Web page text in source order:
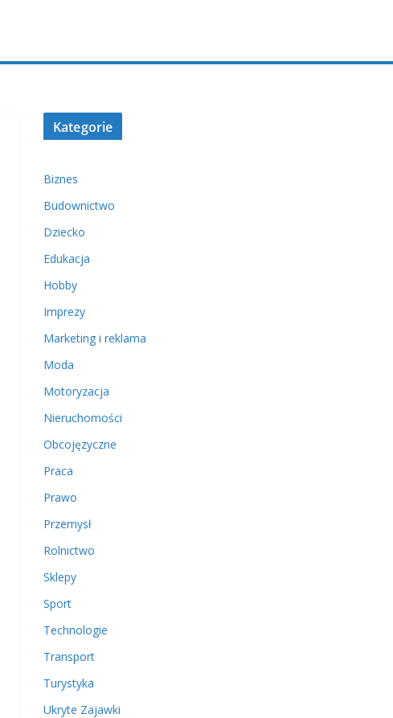
Kategorie
Biznes
Budownictwo
Dziecko
Edukacja
Hobby
Imprezy
Marketing i reklama
Moda
Motoryzacja
Nieruchomości
Obcojęzyczne
Praca
Prawo
Przemysł
Rolnictwo
Sklepy
Sport
Technologie
Transport
Turystyka
Ukryte Zajawki